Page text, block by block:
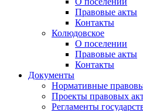
Правовые акты
Контакты
Колюдовское
О поселении
Правовые акты
Контакты
Документы
Нормативные
Проекты правовых
Регламенты